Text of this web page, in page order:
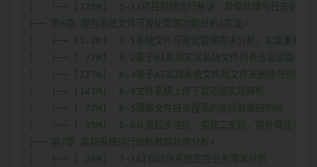
│   └── [125M]  5-11项目稳健运行秘诀：异常处理与日志记录技
├── 第6章 服务系统文件可视化管理功能分析&实现/
│   ├── [5.2M]  6-1系统文件可视化管理需求分析、实现重难点
│   ├── [ 77M]  6-2基于AI高效实现系统文件列表信息读取
│   ├── [117K]  6-3基于AI实现系统文件及文件夹删除与创建
│   ├── [141M]  6-4文件系统上传下载功能实现解析
│   ├── [ 77M]  6-5理解文件目录搜索的底层数据结构树
│   └── [ 35M]  6-6从零起步进阶：实现二叉树，提升算法与数
├── 第7章 监控系统运行指标数据功能分析/
│   ├── [ 26M]  7-1AI自动化系统监控业务需求分析